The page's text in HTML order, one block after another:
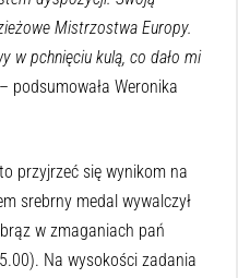
Mistrzostwa Europy.
w pchnięciu kulą, co dało mi
podsumowała Weronika
przyjrzeć się wynikom na
srebrny medal wywalczył
w zmaganiach pań
Na wysokości zadania